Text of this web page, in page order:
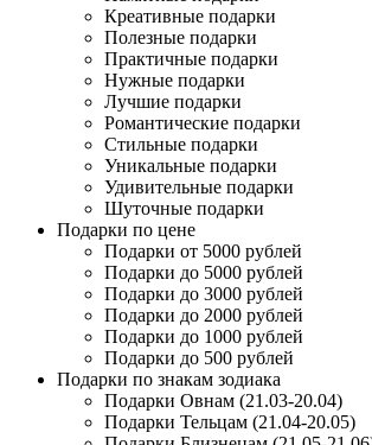
Креативные подарки
Полезные подарки
Практичные подарки
Нужные подарки
Лучшие подарки
Романтические подарки
Стильные подарки
Уникальные подарки
Удивительные подарки
Шуточные подарки
Подарки по цене
Подарки от 5000 рублей
Подарки до 5000 рублей
Подарки до 3000 рублей
Подарки до 2000 рублей
Подарки до 1000 рублей
Подарки до 500 рублей
Подарки по знакам зодиака
Подарки Овнам (21.03-20.04)
Подарки Тельцам (21.04-20.05)